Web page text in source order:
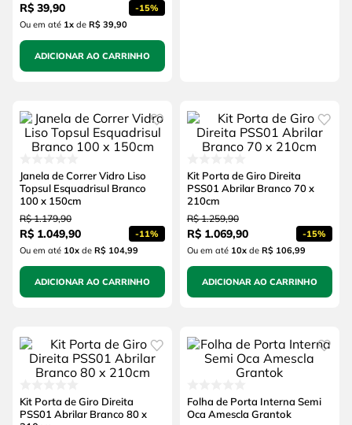
R$ 39,90 -15%
Ou em até 1xde R$ 39,90
ADICIONAR AO CARRINHO
Janela de Correr Vidro Liso
Topsul Esquadrisul Branco
100 x 150cm
R$ 1.179,90
R$ 1.049,90 -11%
Ou em até 10xde R$ 104,99
ADICIONAR AO CARRINHO
Kit Porta de Giro Direita
PSS01 Abrilar Branco 70 x
210cm
R$ 1.259,90
R$ 1.069,90 -15%
Ou em até 10xde R$ 106,99
ADICIONAR AO CARRINHO
Kit Porta de Giro Direita
PSS01 Abrilar Branco 80 x
Folha de Porta Interna Semi
Oca Amescla Grantok